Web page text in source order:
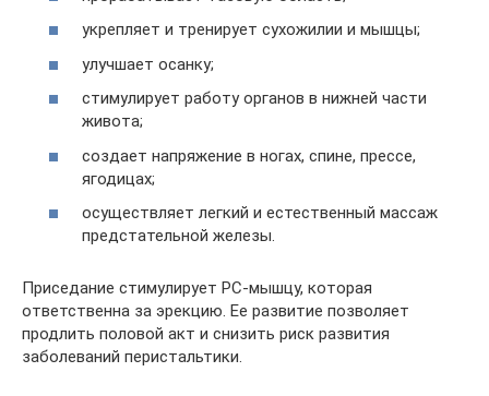
укрепляет и тренирует сухожилии и мышцы;
улучшает осанку;
стимулирует работу органов в нижней части
живота;
создает напряжение в ногах, спине, прессе,
ягодицах;
осуществляет легкий и естественный массаж
предстательной железы.
Приседание стимулирует PC-мышцу, которая
ответственна за эрекцию. Ее развитие позволяет
продлить половой акт и снизить риск развития
заболеваний перистальтики.